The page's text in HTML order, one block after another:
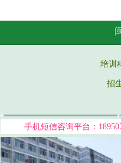
培训
招
手机短信咨询平台：